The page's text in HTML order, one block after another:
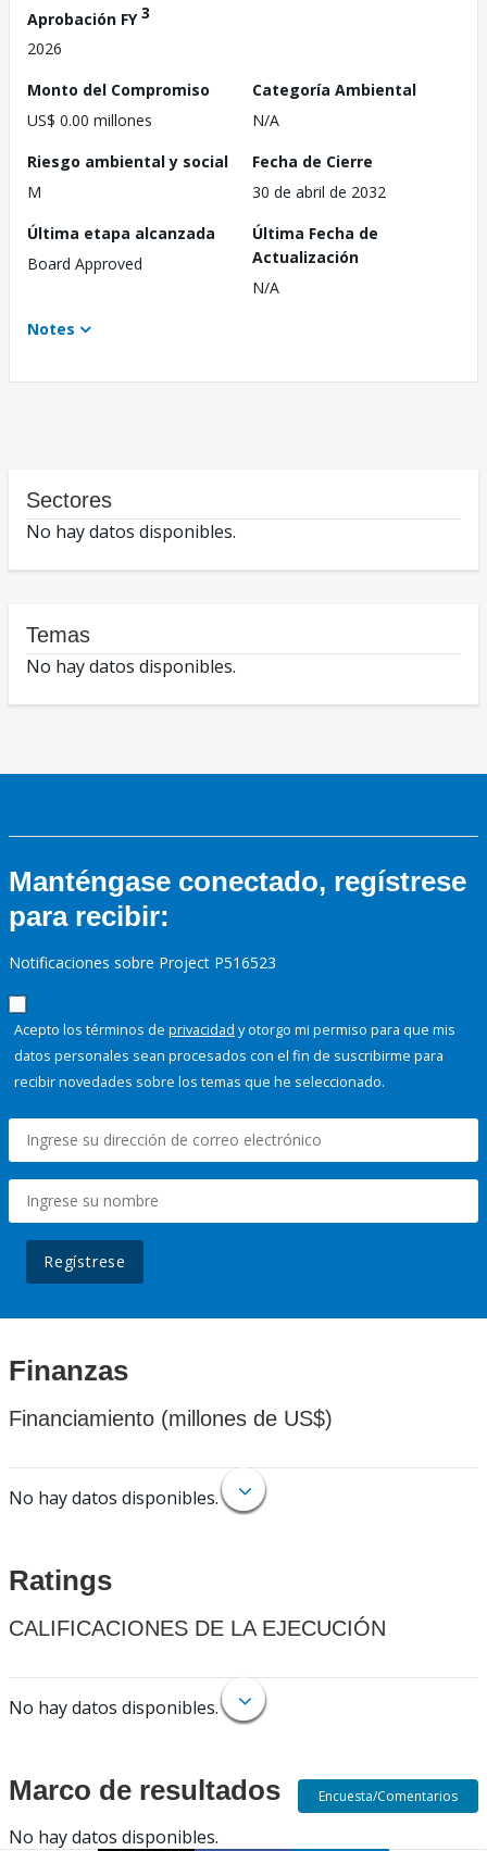
Aprobación FY3
2026
Monto del Compromiso
US$ 0.00 millones
Categoría Ambiental
N/A
Riesgo ambiental y social
M
Fecha de Cierre
30 de abril de 2032
Última etapa alcanzada
Board Approved
Última Fecha de
Actualización
N/A
Notes
Sectores
No hay datos disponibles.
Temas
No hay datos disponibles.
Manténgase conectado, regístrese
para recibir:
Notificaciones sobre Project P516523
Acepto los términos de privacidad y otorgo mi permiso para que mis
datos personales sean procesados con el fin de suscribirme para
recibir novedades sobre los temas que he seleccionado.
Regístrese
Finanzas
Financiamiento (millones de US$)
No hay datos disponibles.
Ratings
CALIFICACIONES DE LA EJECUCIÓN
No hay datos disponibles.
Marco de resultados
No hay datos disponibles.
Encuesta/Comentarios